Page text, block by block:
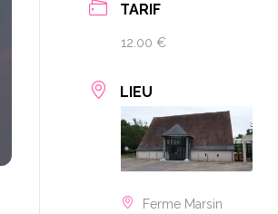
TARIF
12.00 €
LIEU
Ferme Marsin